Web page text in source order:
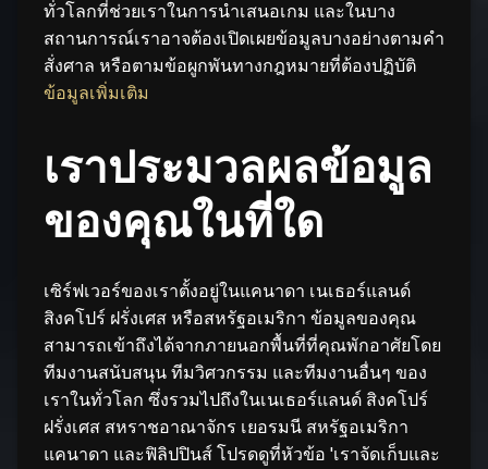
ทั่วโลกที่ช่วยเราในการนำเสนอเกม และในบาง
สถานการณ์เราอาจต้องเปิดเผยข้อมูลบางอย่างตามคำ
สั่งศาล หรือตามข้อผูกพันทางกฎหมายที่ต้องปฏิบัติ
ข้อมูลเพิ่มเติม
เราประมวลผลข้อมูล
ของคุณในที่ใด
เซิร์ฟเวอร์ของเราตั้งอยู่ในแคนาดา เนเธอร์แลนด์
สิงคโปร์ ฝรั่งเศส หรือสหรัฐอเมริกา ข้อมูลของคุณ
สามารถเข้าถึงได้จากภายนอกพื้นที่ที่คุณพักอาศัยโดย
ทีมงานสนับสนุน ทีมวิศวกรรม และทีมงานอื่นๆ ของ
เราในทั่วโลก ซึ่งรวมไปถึงในเนเธอร์แลนด์ สิงคโปร์
ฝรั่งเศส สหราชอาณาจักร เยอรมนี สหรัฐอเมริกา
แคนาดา และฟิลิปปินส์ โปรดดูที่หัวข้อ 'เราจัดเก็บและ